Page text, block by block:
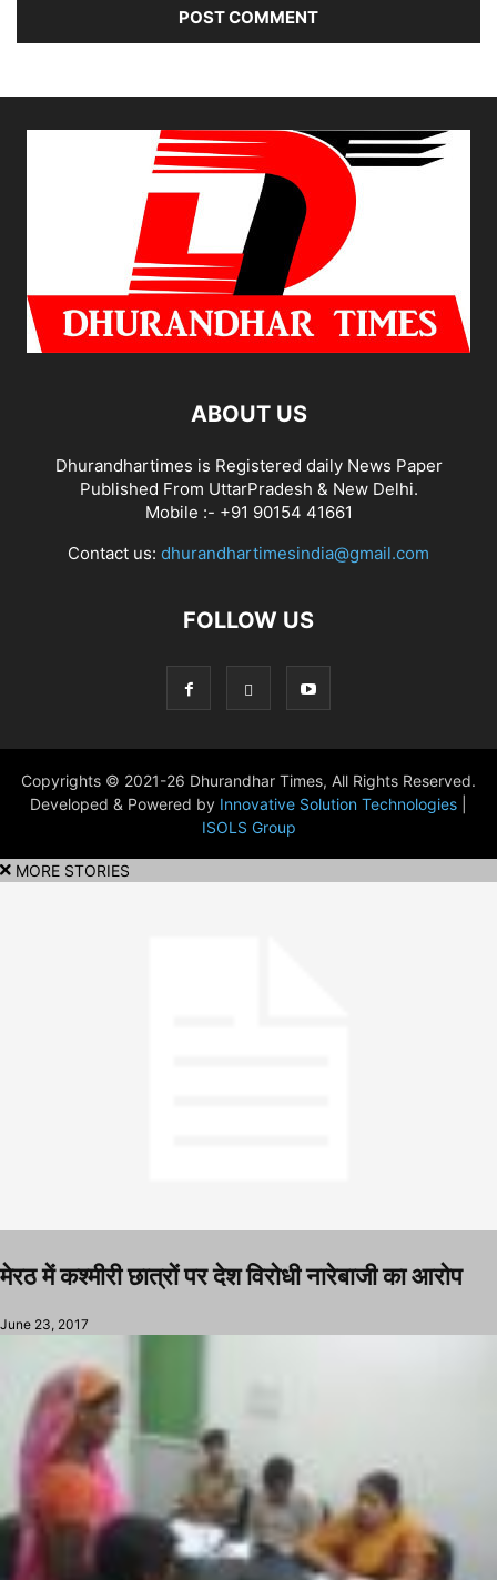
ABOUT US
Dhurandhartimes is Registered daily News Paper
Published From UttarPradesh & New Delhi.
Mobile :- +91 90154 41661
Contact us: dhurandhartimesindia@gmail.com
FOLLOW US
Copyrights © 2021-26 Dhurandhar Times, All Rights Reserved.
Developed & Powered by Innovative Solution Technologies
ISOLS Group
MORE STORIES
मेरठ में कश्मीरी छात्रों पर देश विरोधी नारेबाजी का आरोप
June 23, 2017